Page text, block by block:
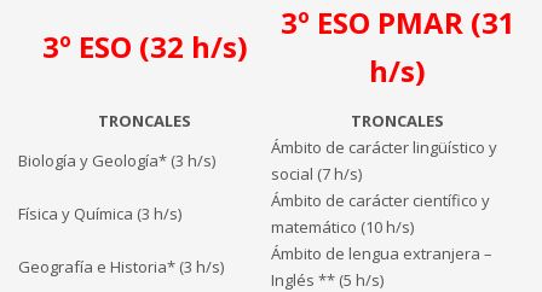
3º ESO (32 h/s)
3º ESO PMAR (31
h/s)
TRONCALES
TRONCALES
Biología y Geología* (3 h/s)
Ámbito de carácter lingüístico y
social (7 h/s)
Física y Química (3 h/s)
Ámbito de carácter científico y
matemático (10 h/s)
Geografía e Historia* (3 h/s)
Ámbito de lengua extranjera –
Inglés ** (5 h/s)